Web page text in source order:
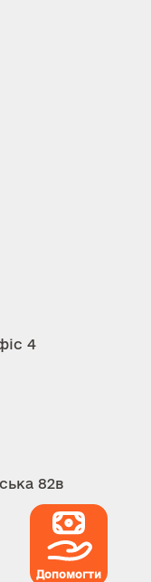
4
82в
Допомогти